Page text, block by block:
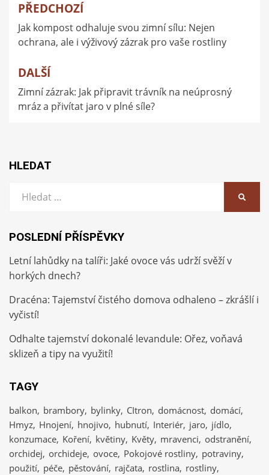
Navigace
pro
příspěvek
PŘEDCHOZÍ
Jak kompost odhaluje svou zimní sílu: Nejen
ochrana, ale i výživový zázrak pro vaše rostliny
DALŠÍ
Zimní zázrak: Jak připravit trávník na neúprosný
mráz a přivítat jaro v plné síle?
HLEDAT
POSLEDNÍ PŘÍSPĚVKY
Letní lahůdky na talíři: Jaké ovoce vás udrží svěží v
horkých dnech?
Dracéna: Tajemství čistého domova odhaleno – zkrášlí i
vyčistí!
Odhalte tajemství dokonalé levandule: Ořez, voňavá
sklizeň a tipy na využití!
TAGY
balkon brambory bylinky CItron domácnost domácí
Hmyz Hnojení hnojivo hubnutí Interiér jaro jídlo
konzumace Koření květiny Květy mravenci odstranění
orchidej orchideje ovoce Pokojové rostliny potraviny
použití péče pěstování rajčata rostlina rostliny